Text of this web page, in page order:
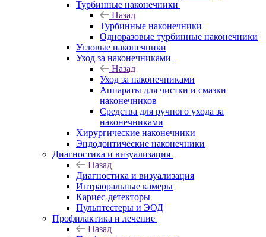
Турбинные наконечники
Назад
Турбинные наконечники
Одноразовые турбинные наконечники
Угловые наконечники
Уход за наконечниками
Назад
Уход за наконечниками
Аппараты для чистки и смазки
наконечников
Средства для ручного ухода за
наконечниками
Хирургические наконечники
Эндодонтические наконечники
Диагностика и визуализация
Назад
Диагностика и визуализация
Интраоральные камеры
Кариес-детекторы
Пульптестеры и ЭОД
Профилактика и лечение
Назад